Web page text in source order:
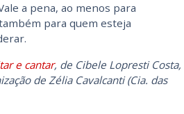
a pena, ao menos para
para quem esteja
e cantar, de Cibele Lopresti Costa,
de Zélia Cavalcanti (Cia. das